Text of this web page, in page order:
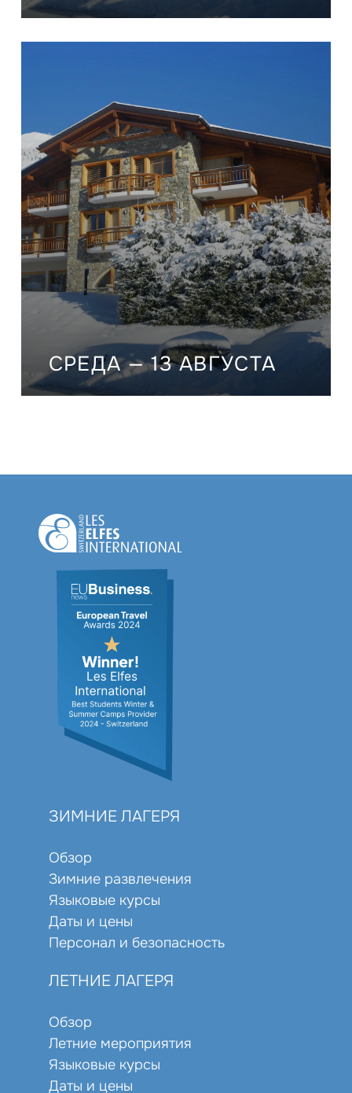
СРЕДА — 13 АВГУСТА
ЗИМНИЕ ЛАГЕРЯ
Обзор
Зимние развлечения
Языковые курсы
Даты и цены
Персонал и безопасность
ЛЕТНИЕ ЛАГЕРЯ
Обзор
Летние мероприятия
Языковые курсы
Даты и цены